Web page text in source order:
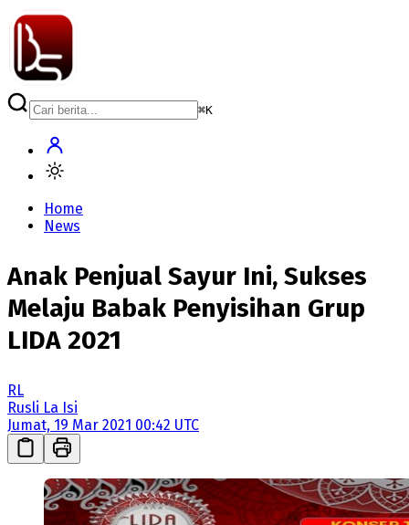
⌘K
Home
News
Anak Penjual Sayur Ini, Sukses
Melaju Babak Penyisihan Grup
LIDA 2021
RL
Rusli La Isi
Jumat, 19 Mar 2021 00:42 UTC